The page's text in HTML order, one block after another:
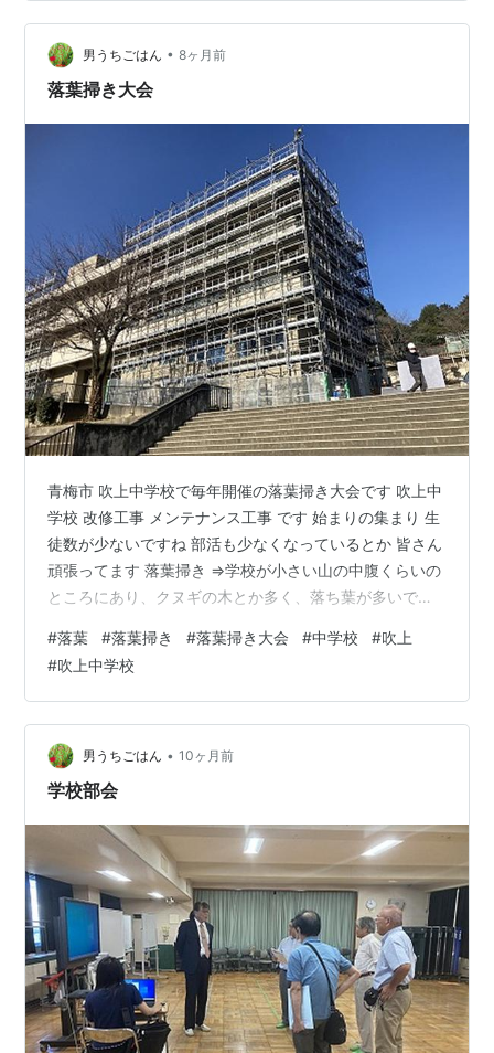
男うちごはん • 8ヶ月前
落葉掃き大会
青梅市 吹上中学校で毎年開催の落葉掃き大会です 吹上中
学校 改修工事 メンテナンス工事 です 始まりの集まり 生
徒数が少ないですね 部活も少なくなっているとか 皆さん
頑張ってます 落葉掃き ⇒学校が小さい山の中腹くらいの
ところにあり、クヌギの木とか多く、落ち葉が多いです
ら、立ち木も少なくなり、生徒数も少なくなり、結果、
集まる落ち葉の量が少なくなってきてます 立ち枯れも多
いようです 落葉掃き風景 集まって来ました 近所の方
が、落ち葉掃きと頂きに来ていたのですが、ＰＴＡさん
以外で来ている方が少なく、そして、持ち帰る人が皆無
になってしまいました。 つ…
#落葉 #落葉掃き #落葉掃き大会 #中学校 #吹上
#吹上中学校
男うちごはん • 10ヶ月前
学校部会